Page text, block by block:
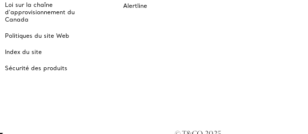
Loi sur la chaîne
d'approvisionnement du
Canada
Politiques du site Web
Index du site
Sécurité des produits
Alertline